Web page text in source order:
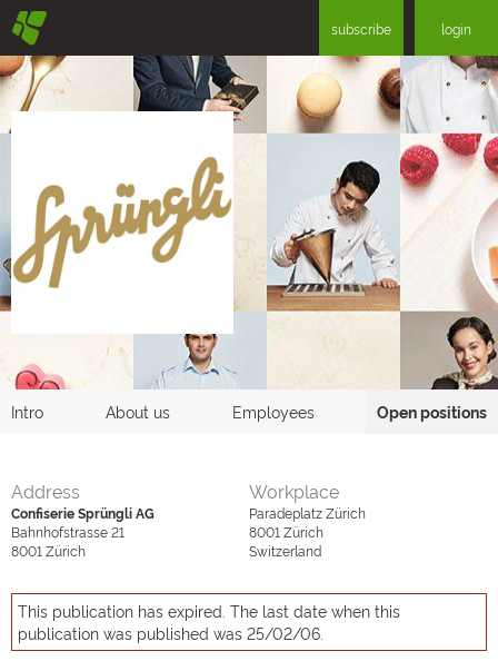
§ subscribe login
Intro About us Employees Open positions
Address
Confiserie Sprüngli AG
Bahnhofstrasse 21
8001 Zürich
Workplace
Paradeplatz Zürich
8001 Zürich
Switzerland
This publication has expired. The last date when this
publication was published was 25/02/06.